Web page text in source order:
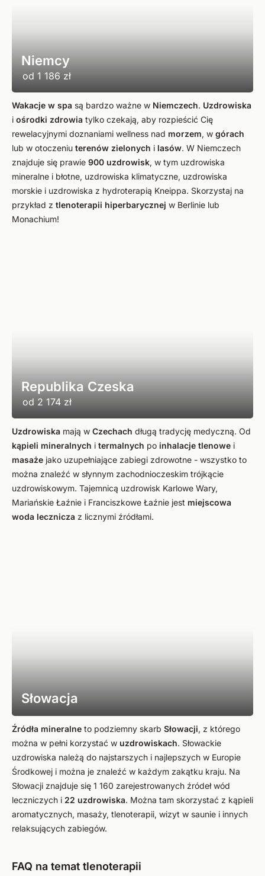
Niemcy
od 1 186 zł
Wakacje w spa są bardzo ważne w Niemczech. Uzdrowiska
i ośrodki zdrowia tylko czekają, aby rozpieścić Cię
rewelacyjnymi doznaniami wellness nad morzem, w górach
lub w otoczeniu terenów zielonych i lasów. W Niemczech
znajduje się prawie 900 uzdrowisk, w tym uzdrowiska
mineralne i błotne, uzdrowiska klimatyczne, uzdrowiska
morskie i uzdrowiska z hydroterapią Kneippa. Skorzystaj na
przykład z tlenoterapii hiperbarycznej w Berlinie lub
Monachium!
Republika Czeska
od 2 174 zł
Uzdrowiska mają w Czechach długą tradycję medyczną. Od
kąpieli mineralnych i termalnych po inhalacje tlenowe i
masaże jako uzupełniające zabiegi zdrowotne - wszystko to
można znaleźć w słynnym zachodnioczeskim trójkącie
uzdrowiskowym. Tajemnicą uzdrowisk Karlowe Wary,
Mariańskie Łaźnie i Franciszkowe Łaźnie jest miejscowa
woda lecznicza z licznymi źródłami.
Słowacja
Źródła mineralne to podziemny skarb Słowacji, z którego
można w pełni korzystać w uzdrowiskach. Słowackie
uzdrowiska należą do najstarszych i najlepszych w Europie
Środkowej i można je znaleźć w każdym zakątku kraju. Na
Słowacji znajduje się 1 160 zarejestrowanych źródeł wód
leczniczych i 22 uzdrowiska. Można tam skorzystać z kąpieli
aromatycznych, masaży, tlenoterapii, wizyt w saunie i innych
relaksujących zabiegów.
FAQ na temat tlenoterapii